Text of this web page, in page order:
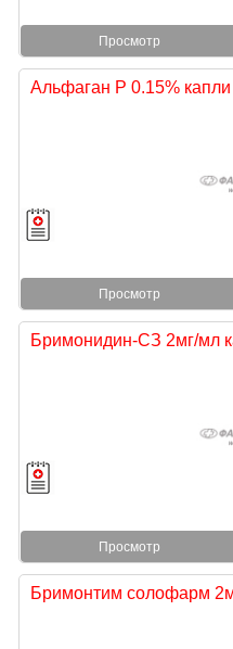
Просмотр
Альфаган Р 0.15% капли
Просмотр
Бримонидин-СЗ 2мг/мл
Просмотр
Бримонтим солофарм